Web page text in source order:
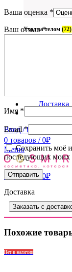
Уход за телом (72)
Доставка
Вход / Регистрация
0 товаров / 0₽
Меню
0товаров / 0₽
Ваша оценка *
Ваш отзыв*
Имя *
Email*
Сохранить моё
последующих моих
Доставка
Заказать с
Похожие
Нет в наличии